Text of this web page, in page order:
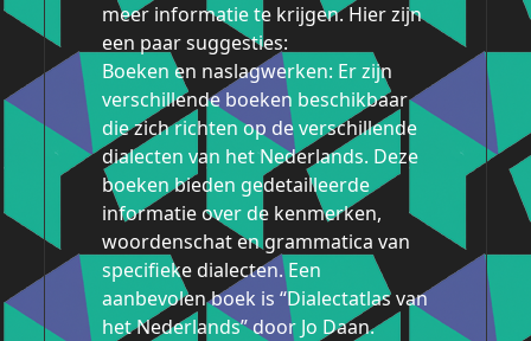
meer informatie te krijgen. Hier zijn
een paar suggesties:
Boeken en naslagwerken: Er zijn
verschillende boeken beschikbaar
die zich richten op de verschillende
dialecten van het Nederlands. Deze
boeken bieden gedetailleerde
informatie over de kenmerken,
woordenschat en grammatica van
specifieke dialecten. Een
aanbevolen boek is “Dialectatlas van
het Nederlands” door Jo Daan.